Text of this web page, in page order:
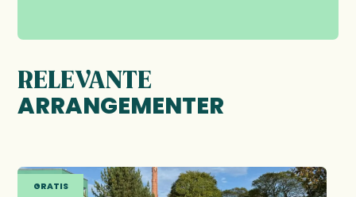
RELEVANTE
ARRANGEMENTER
GRATIS